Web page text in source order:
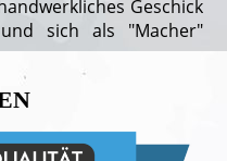
Geschick
sich als "Macher"